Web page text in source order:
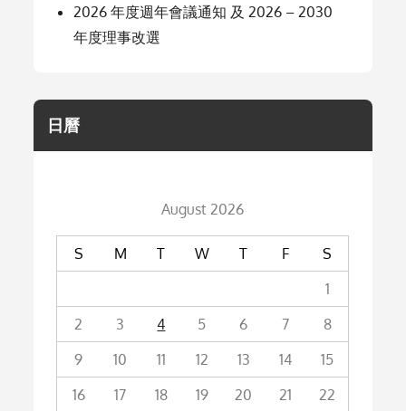
2026 年度週年會議通知 及 2026 – 2030
年度理事改選
日曆
August 2026
S M T W T F
S
1
2
3 4 5 6 7
8
9
10 11 12 13 14
15
16
17 18 19 20 21 22